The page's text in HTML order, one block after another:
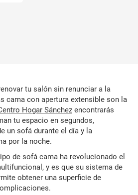
tu salón sin renunciar a la
cama con apertura extensible son la
Hogar Sánchez encontrarás
tu espacio en segundos,
un sofá durante el día y la
por la noche.
de sofá cama ha revolucionado el
y es que su sistema de
obtener una superficie de